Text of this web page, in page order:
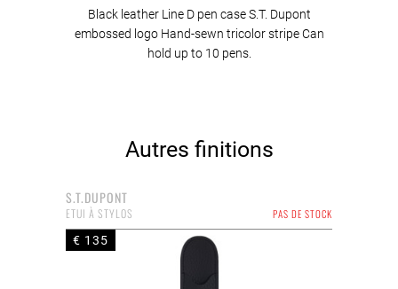
Black leather Line D pen case S.T. Dupont
embossed logo Hand-sewn tricolor stripe Can
hold up to 10 pens.
Autres finitions
S.T.DUPONT
PAS DE STOCK
ETUI À STYLOS
€ 135